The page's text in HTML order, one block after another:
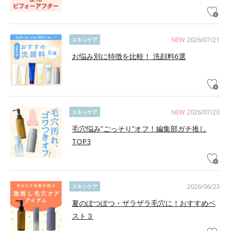
NEW 2026/07/21
スキンケア
お悩み別に特徴を比較！ 洗顔料6選
NEW 2026/07/20
スキンケア
毛穴悩み”ごっそり”オフ！編集部ガチ推し
TOP3
2026/06/23
スキンケア
夏のぽつぽつ・ザラザラ毛穴に！おすすめベ
スト３